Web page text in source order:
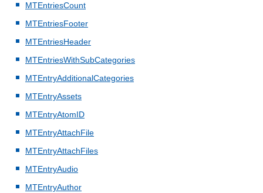
MTEntriesCount
MTEntriesFooter
MTEntriesHeader
MTEntriesWithSubCategories
MTEntryAdditionalCategories
MTEntryAssets
MTEntryAtomID
MTEntryAttachFile
MTEntryAttachFiles
MTEntryAudio
MTEntryAuthor